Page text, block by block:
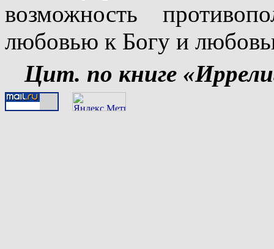
возможность
любовью к Богу и
Цит. по книге